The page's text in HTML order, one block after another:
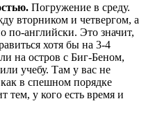
Погружение в среду.
вторником и четвергом, а
по-английски. Это значит,
хотя бы на 3-4
на остров с Биг-Беном,
или учебу. Там у вас не
в спешном порядке
тем, у кого есть время и